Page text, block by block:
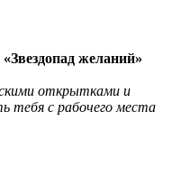
желаний»
открытками и
тебя с рабочего места